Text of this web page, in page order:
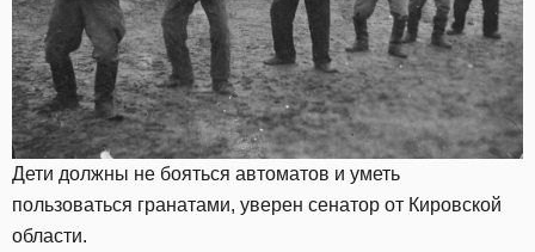
Дети должны не бояться автоматов и уметь
пользоваться гранатами, уверен сенатор от Кировской
области.